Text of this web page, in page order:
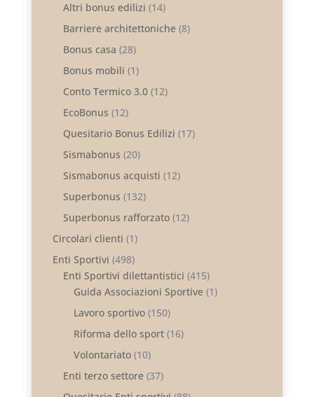
Altri bonus edilizi (14)
Barriere architettoniche(8)
Bonus casa (28)
Bonus mobili (1)
Conto Termico 3.0(12)
EcoBonus (12)
Quesitario Bonus Edilizi (17)
Sismabonus (20)
Sismabonus acquisti (12)
Superbonus (132)
Superbonus rafforzato(12)
Circolari clienti (1)
Enti Sportivi (498)
Enti Sportivi dilettantistici (415)
Guida Associazioni Sportive(1)
Lavoro sportivo(150)
Riforma dello sport(16)
Volontariato(10)
Enti terzo settore(37)